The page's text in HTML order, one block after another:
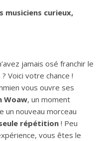
musiciens curieux,
jamais osé franchir le
Voici votre chance !
vous ouvre ses
Woaw, un moment
un nouveau morceau
répétition! Peu
vous êtes le